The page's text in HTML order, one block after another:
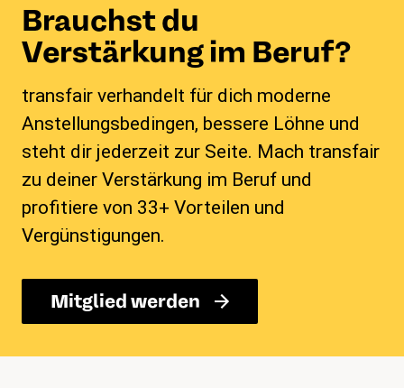
Brauchst du
Verstärkung im Beruf?
transfair verhandelt für dich moderne
Anstellungsbedingen, bessere Löhne und
steht dir jederzeit zur Seite. Mach transfair
zu deiner Verstärkung im Beruf und
profitiere von 33+ Vorteilen und
Vergünstigungen.
Mitglied werden